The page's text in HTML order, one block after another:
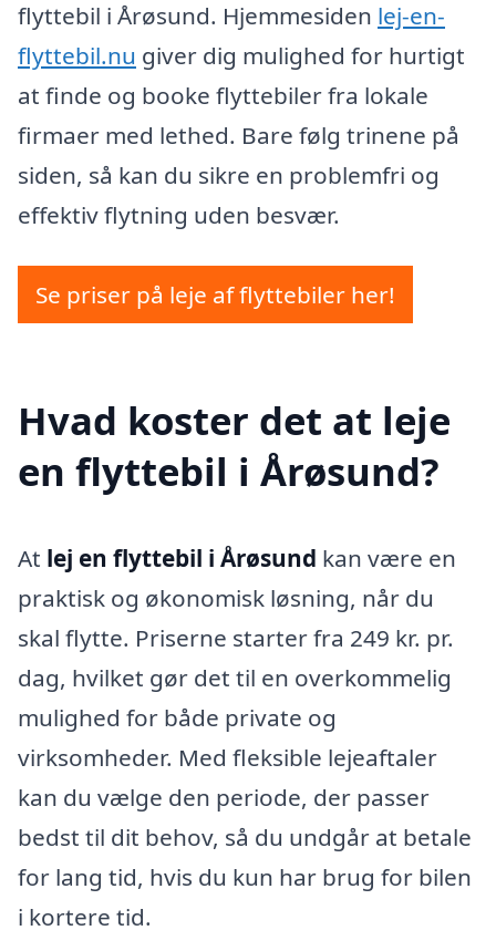
flyttebil i Årøsund. Hjemmesiden lej-en-
flyttebil.nu giver dig mulighed for hurtigt
at finde og booke flyttebiler fra lokale
firmaer med lethed. Bare følg trinene på
siden, så kan du sikre en problemfri og
effektiv flytning uden besvær.
Se priser på leje af flyttebiler her!
Hvad koster det at leje
en flyttebil i Årøsund?
At lej en flyttebil i Årøsund kan være en
praktisk og økonomisk løsning, når du
skal flytte. Priserne starter fra 249 kr. pr.
dag, hvilket gør det til en overkommelig
mulighed for både private og
virksomheder. Med fleksible lejeaftaler
kan du vælge den periode, der passer
bedst til dit behov, så du undgår at betale
for lang tid, hvis du kun har brug for bilen
i kortere tid.